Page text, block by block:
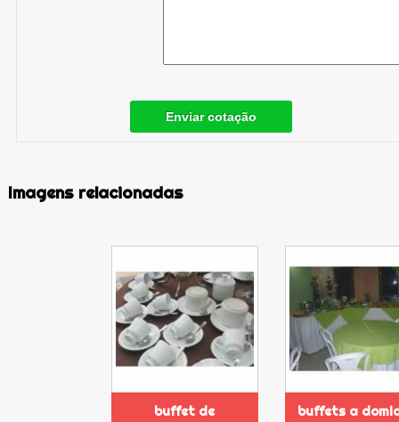
Enviar cotação
Imagens relacionadas
buffet de
buffets a